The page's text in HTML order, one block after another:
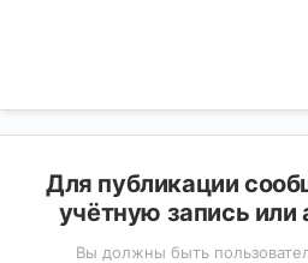
Для публикации
учётную запись или
Вы должны быть